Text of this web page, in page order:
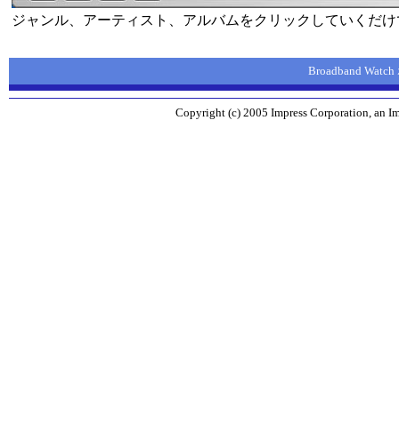
ジャンル、アーティスト、アルバムをクリックしていくだ
Broadband
Copyright (c) 2005 Impress Corporation, an